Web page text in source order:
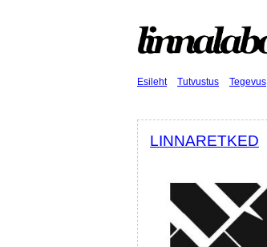
Esileht Tutvustus Tegevus
LINNARETKED